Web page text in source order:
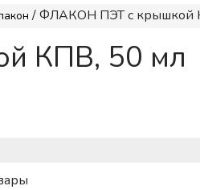
/ ФЛАКОН ПЭТ с крышкой
КПВ, 50 мл